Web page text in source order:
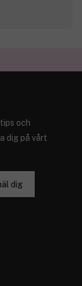
och
dig på vårt
dig